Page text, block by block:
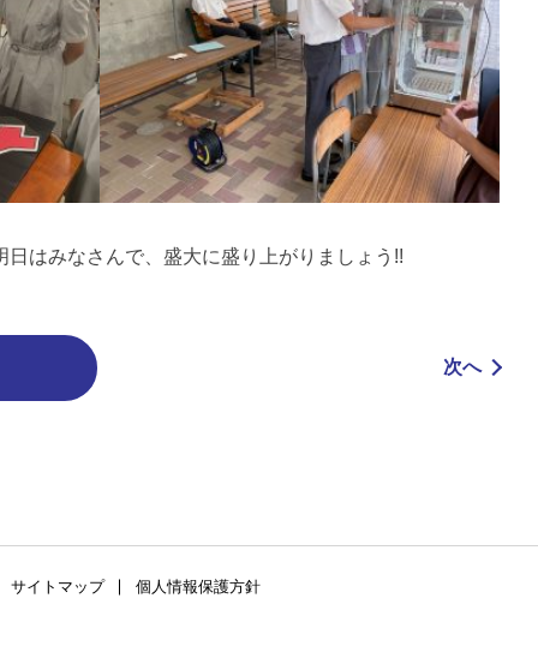
はみなさんで、盛大に盛り上がりましょう!!
次へ
サイトマップ 個人情報保護方針